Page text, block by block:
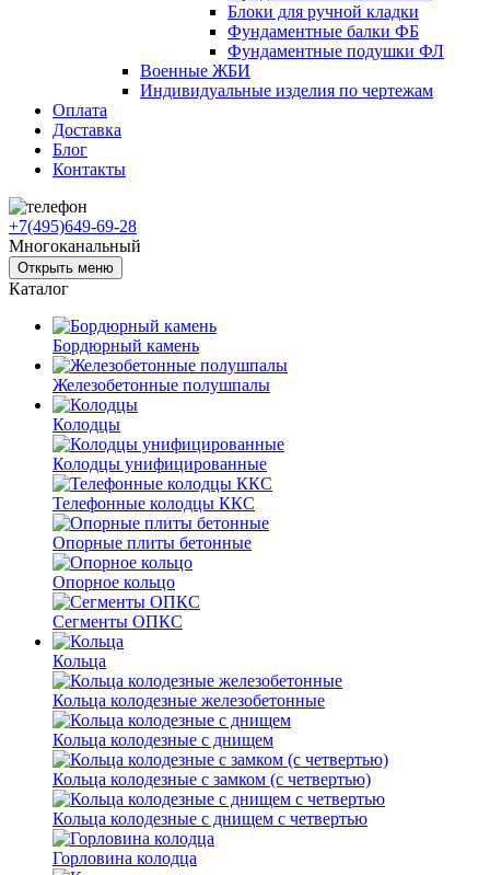
Блоки для ручной кладки
Фундаментные балки ФБ
Фундаментные подушки ФЛ
Военные ЖБИ
Индивидуальные изделия по чертежам
Оплата
Доставка
Блог
Контакты
+7(495)649-69-28
Многоканальный
Открыть меню
Каталог
Бордюрный камень
Железобетонные полушпалы
Колодцы
Колодцы унифицированные
Телефонные колодцы ККС
Опорные плиты бетонные
Опорное кольцо
Сегменты ОПКС
Кольца
Кольца колодезные железобетонные
Кольца колодезные с днищем
Кольца колодезные с замком (с четвертью)
Кольца колодезные с днищем с четвертью
Горловина колодца